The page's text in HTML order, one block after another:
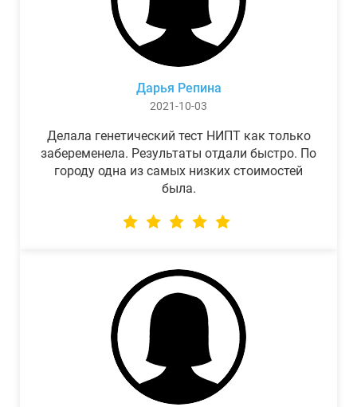
Дарья Репина
2021-10-03
Делала генетический тест НИПТ как только
забеременела. Результаты отдали быстро. По
городу одна из самых низких стоимостей
была.